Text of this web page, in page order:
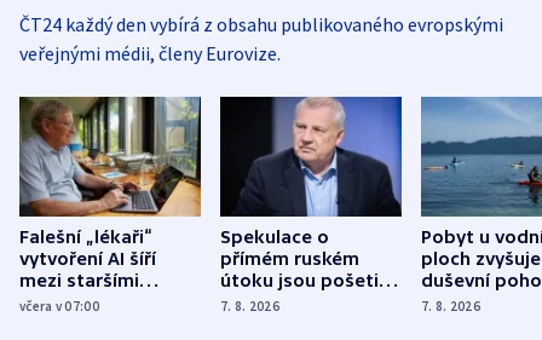
ČT24 každý den vybírá z obsahu publikovaného evropskými
veřejnými médii, členy Eurovize.
Falešní „lékaři“
vytvoření AI šíří
mezi staršími
Poláky nebezpečné
včera v 07:00
Spekulace o
přímém ruském
útoku jsou pošetilé,
míní estonský
7. 8. 2026
Pobyt u
ploch zvyšuje
duševní
ukázala
7. 8. 2026